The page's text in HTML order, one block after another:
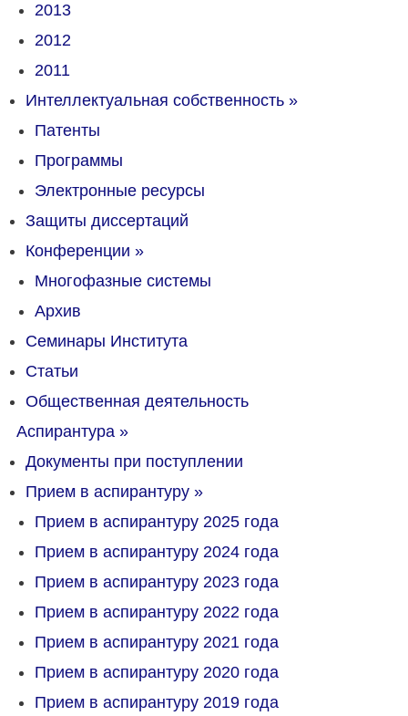
2013
2012
2011
Интеллектуальная собственность »
Патенты
Программы
Электронные ресурсы
Защиты диссертаций
Конференции »
Многофазные системы
Архив
Семинары Института
Статьи
Общественная деятельность
Аспирантура »
Документы при поступлении
Прием в аспирантуру »
Прием в аспирантуру 2025 года
Прием в аспирантуру 2024 года
Прием в аспирантуру 2023 года
Прием в аспирантуру 2022 года
Прием в аспирантуру 2021 года
Прием в аспирантуру 2020 года
Прием в аспирантуру 2019 года